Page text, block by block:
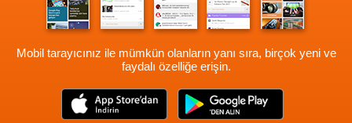
Mobil tarayıcınız ile mümkün olanların yanı sıra, birçok yeni ve
faydalı özelliğe erişin.